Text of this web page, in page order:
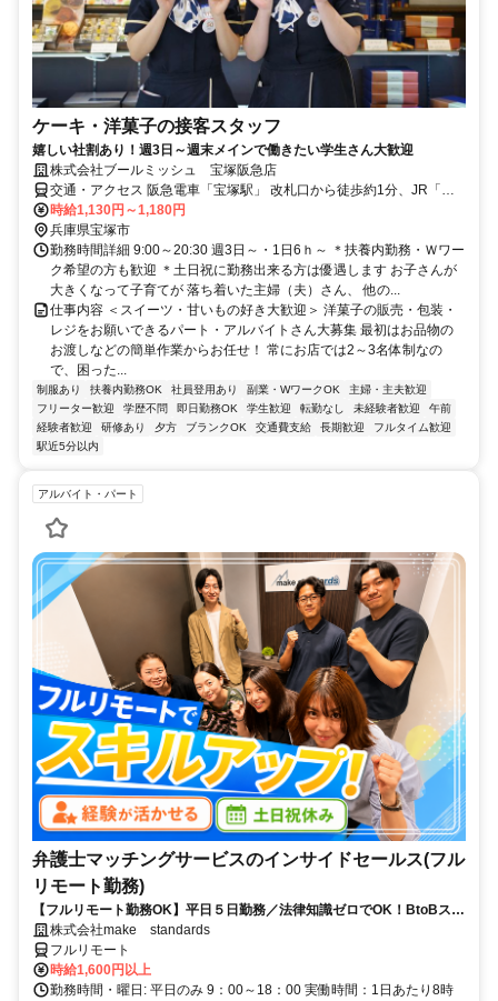
ケーキ・洋菓子の接客スタッフ
嬉しい社割あり！週3日～週末メインで働きたい学生さん大歓迎
株式会社ブールミッシュ 宝塚阪急店
交通・アクセス 阪急電車「宝塚駅」 改札口から徒歩約1分、JR「宝
塚駅」から徒歩約3分
時給1,130円～1,180円
兵庫県宝塚市
勤務時間詳細 9:00～20:30 週3日～・1日6ｈ～ ＊扶養内勤務・Ｗワー
ク希望の方も歓迎 ＊土日祝に勤務出来る方は優遇します お子さんが
大きくなって子育てが 落ち着いた主婦（夫）さん、 他の...
仕事内容 ＜スイーツ・甘いもの好き大歓迎＞ 洋菓子の販売・包装・
レジをお願いできるパート・アルバイトさん大募集 最初はお品物の
お渡しなどの簡単作業からお任せ！ 常にお店では2～3名体制なの
で、困った...
制服あり 扶養内勤務OK 社員登用あり 副業・WワークOK
主婦・主夫歓迎
フリーター歓迎
学歴不問 即日勤務OK 学生歓迎 転勤なし 未経験者歓迎
午前
経験者歓迎
研修あり 夕方 ブランクOK 交通費支給 長期歓迎
フルタイム歓迎
駅近5分以内
アルバイト・パート
弁護士マッチングサービスのインサイドセールス(フル
リモート勤務)
【フルリモート勤務OK】平日５日勤務／法律知識ゼロでOK！BtoBスキ
ルが身につく営業職
株式会社make standards
フルリモート
時給1,600円以上
勤務時間・曜日: 平日のみ 9：00～18：00 実働時間：1日あたり8時